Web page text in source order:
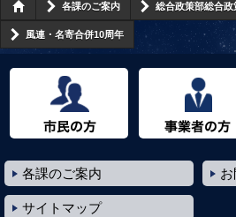
各課のご案内 総合政策部総合
風連・名寄合併10周年
各課のご案内
サイトマップ